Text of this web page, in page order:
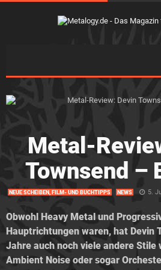
Metal-
Townsend –
NEUE SCHEIBEN, FILM- UND BUCHTIPPS NEWS 5.
Obwohl Heavy Metal und
Hauptrichtungen waren, hat Devin
Jahre auch noch viele andere Stile
Ambient Noise oder sogar